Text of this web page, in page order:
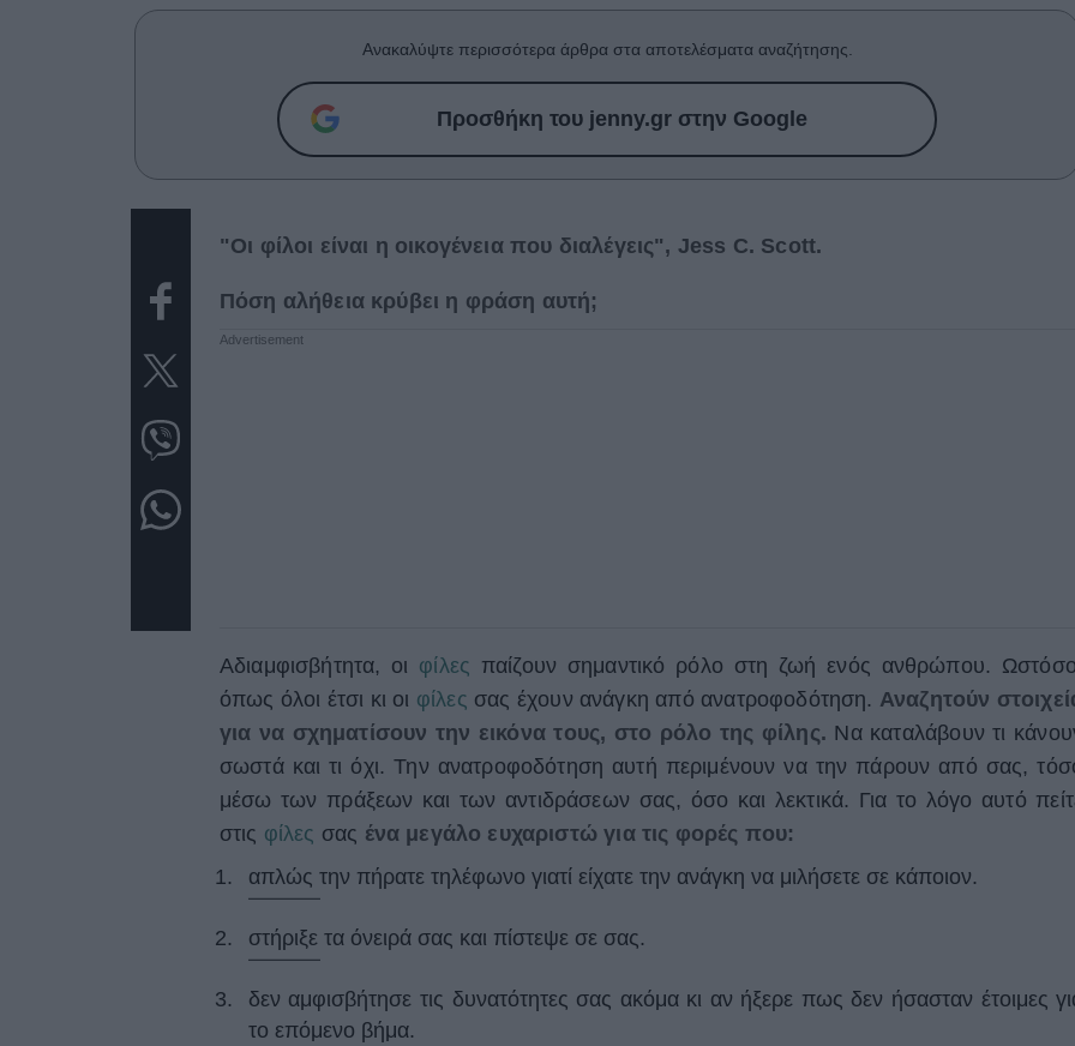
Success Stories
ΒΟΞ Χωρίς Ταμπέλες
Hautes Grecians Γάμος Market News
Ανακαλύψτε περισσότερα άρθρα στα αποτελέσματα αναζήτησης.
Προσθήκη του jenny.gr στην Google
"Οι φίλοι είναι η οικογένεια που διαλέγεις", Jess C. Scott.
Πόση αλήθεια κρύβει η φράση αυτή;
Αδιαμφισβήτητα, οι φίλες παίζουν σημαντικό ρόλο στη ζωή ενός ανθρώπου.
όπως όλοι έτσι κι οι φίλες σας έχουν ανάγκη από ανατροφοδότηση. Αναζητούν
για να σχηματίσουν την εικόνα τους, στο ρόλο της φίλης. Να καταλάβουν τι
σωστά και τι όχι. Την ανατροφοδότηση αυτή περιμένουν να την πάρουν από σας,
μέσω των πράξεων και των αντιδράσεων σας, όσο και λεκτικά. Για το λόγο αυτό
στις φίλες σας ένα μεγάλο ευχαριστώ για τις φορές που:
απλώς την πήρατε τηλέφωνο γιατί είχατε την ανάγκη να μιλήσετε σε κάποιον.
στήριξε τα όνειρά σας και πίστεψε σε σας.
δεν αμφισβήτησε τις δυνατότητες σας ακόμα κι αν ήξερε πως δεν ήσασταν έτοιμες
το επόμενο βήμα.